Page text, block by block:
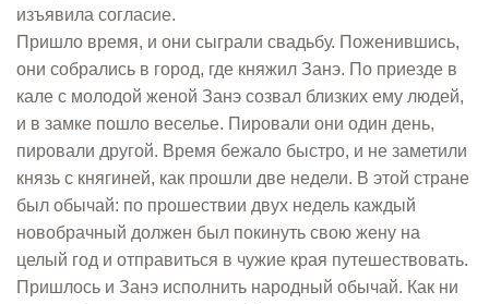
изъявила согласие.
Пришло время, и они сыграли свадьбу. Поженившись,
они собрались в город, где княжил Занэ. По приезде в
кале с молодой женой Занэ созвал близких ему людей,
и в замке пошло веселье. Пировали они один день,
пировали другой. Время бежало быстро, и не заметили
князь с княгиней, как прошли две недели. В этой стране
был обычай: по прошествии двух недель каждый
новобрачный должен был покинуть свою жену на
целый год и отправиться в чужие края путешествовать.
Пришлось и Занэ исполнить народный обычай. Как ни